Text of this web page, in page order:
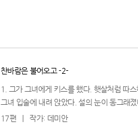
찬바람은 불어오고 -2-
1. 그가 그녀에게 키스를 했다. 햇살처럼 따
그녀 입술에 내려 앉았다. 설의 눈이 동그래졌
17편
작가: 데미안